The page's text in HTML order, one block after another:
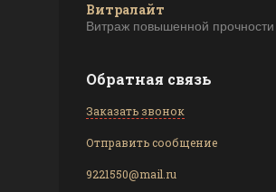
Витралайт
Витраж повышенной прочности
Обратная связь
Заказать звонок
Отправить сообщение
9221550@mail.ru